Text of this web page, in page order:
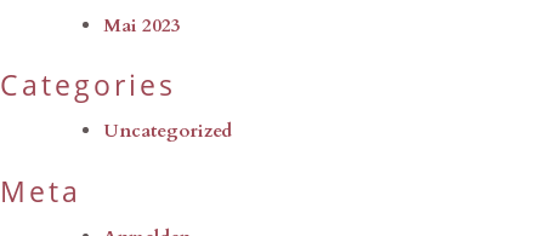
Mai 2023
Categories
Uncategorized
Meta